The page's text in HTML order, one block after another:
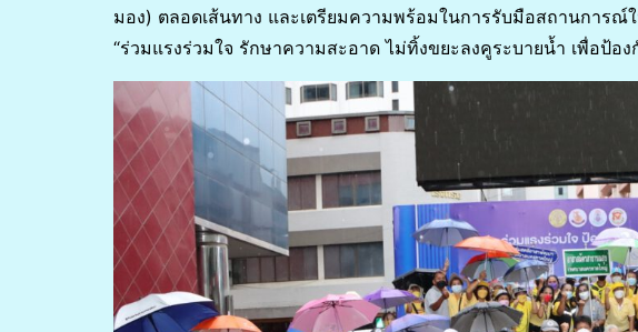
มอง) ตลอดเส้นทาง และเตรียมความพร้อมในการรับมือสถานการณ์
“ร่วมแรงร่วมใจ รักษาความสะอาด ไม่ทิ้งขยะลงคูระบายน้ำ เพื่อป้อ